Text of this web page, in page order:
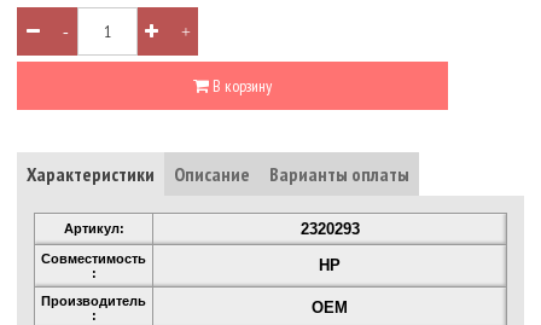
- +
В корзину
Характеристики Описание Варианты оплаты
Артикул: 2320293
Совместимость
:
HP
Производитель
:
OEM